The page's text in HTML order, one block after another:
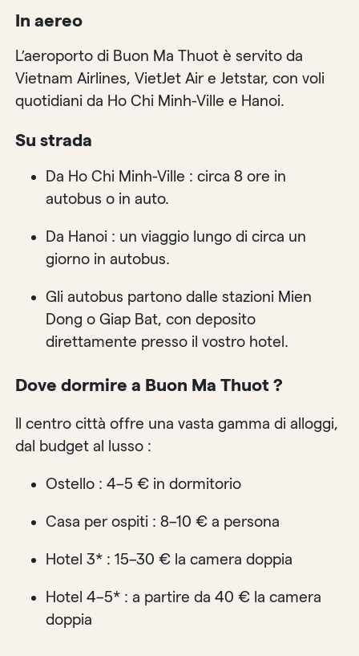
In aereo
L’aeroporto di Buon Ma Thuot è servito da
Vietnam Airlines, VietJet Air e Jetstar, con voli
quotidiani da Ho Chi Minh-Ville e Hanoi.
Su strada
Da Ho Chi Minh-Ville : circa 8 ore in
autobus o in auto.
Da Hanoi : un viaggio lungo di circa un
giorno in autobus.
Gli autobus partono dalle stazioni Mien
Dong o Giap Bat, con deposito
direttamente presso il vostro hotel.
Dove dormire a Buon Ma Thuot ?
Il centro città offre una vasta gamma di alloggi,
dal budget al lusso :
Ostello : 4–5 € in dormitorio
Casa per ospiti : 8–10 € a persona
Hotel 3* : 15–30 € la camera doppia
Hotel 4–5* : a partire da 40 € la camera
doppia